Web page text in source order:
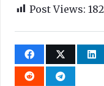
Post Views: 182